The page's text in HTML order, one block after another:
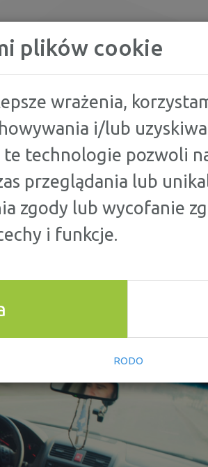
plików cookie
wrażenia,
i/lub
te technologie pozwoli
przeglądania lub
zgody lub wycofanie
i funkcje.
RODO
OC 2018
nie posiadamy ważnej polisy,
2018 roku. Rosną jednak również
droższe. Gdzie szukać najtańszego
ubezpieczeń OC przyjdzie Ci z